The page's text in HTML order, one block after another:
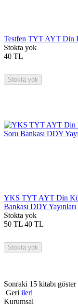
Testfen TYT AYT Din
Stokta yok
40 TL
Stokta yok
YKS TYT AYT Din
Bankası DDY Yayınları
Stokta yok
50 TL 40 TL
Stokta yok
Sonraki 15 kitabı göster
Geri ileri
Kurumsal